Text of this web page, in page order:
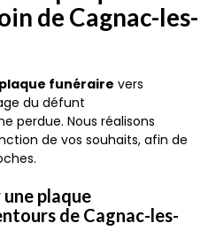
de Cagnac-les-
plaque funéraire vers
du défunt
perdue. Nous réalisons
de vos souhaits, afin de
plaque
de Cagnac-les-